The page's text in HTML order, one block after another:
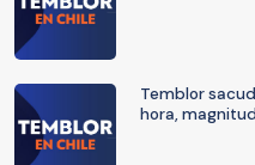
Temblor
hora,